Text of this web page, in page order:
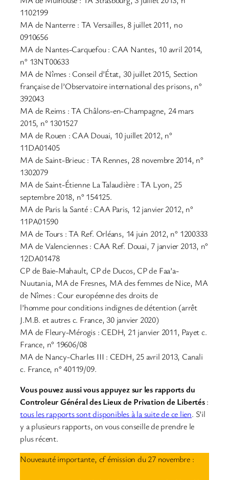
1102199
MA de Nanterre : TA Versailles, 8 juillet 2011, no
0910656
MA de Nantes-Carquefou : CAA Nantes, 10 avril 2014,
n° 13NT00633
MA de Nîmes : Conseil d’État, 30 juillet 2015, Section
française de l’Observatoire international des prisons, n°
392043
MA de Reims : TA Châlons-en-Champagne, 24 mars
2015, n° 1301527
MA de Rouen : CAA Douai, 10 juillet 2012, n°
11DA01405
MA de Saint-Brieuc : TA Rennes, 28 novembre 2014, n°
1302079
MA de Saint-Étienne La Talaudière : TA Lyon, 25
septembre 2018, n° 154125.
MA de Paris la Santé : CAA Paris, 12 janvier 2012, n°
11PA01590
MA de Tours : TA Ref. Orléans, 14 juin 2012, n° 1200333
MA de Valenciennes : CAA Ref. Douai, 7 janvier 2013, n°
12DA01478
CP de Baie-Mahault, CP de Ducos, CP de Faa’a-
Nuutania, MA de Fresnes, MA des femmes de Nice, MA
de Nîmes : Cour européenne des droits de
l’homme pour conditions indignes de détention (arrêt
J.M.B. et autres c. France, 30 janvier 2020)
MA de Fleury-Mérogis : CEDH, 21 janvier 2011, Payet c.
France, n° 19606/08
MA de Nancy-Charles III : CEDH, 25 avril 2013, Canali
c. France, n° 40119/09.
Vous pouvez aussi vous appuyez sur les rapports du
Controleur Général des Lieux de Privation de Libertés:
tous les rapports sont disponibles à la suite de ce lien. S’il
y a plusieurs rapports, on vous conseille de prendre le
plus récent.
Nouveauté importante, cf émission du 27 novembre :